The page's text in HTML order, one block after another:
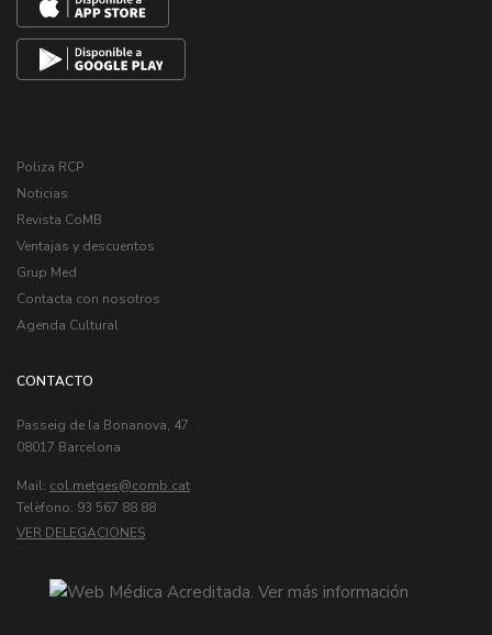
Poliza RCP
Noticias
Revista CoMB
Ventajas y descuentos
Grup Med
Contacta con nosotros
Agenda Cultural
CONTACTO
Passeig de la Bonanova, 47
08017 Barcelona
Mail: col.metges
Telèfono: 93 567 88 88
VER DELEGACIONES